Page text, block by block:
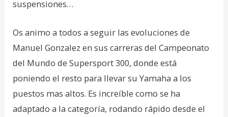
suspensiones…
Os animo a todos a seguir las evoluciones de
Manuel Gonzalez en sus carreras del Campeonato
del Mundo de Supersport 300, donde está
poniendo el resto para llevar su Yamaha a los
puestos mas altos. Es increíble como se ha
adaptado a la categoría, rodando rápido desde el